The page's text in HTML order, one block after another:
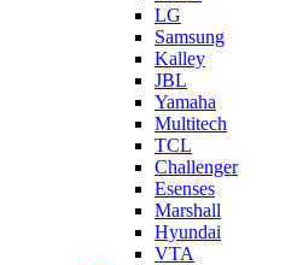
LG
Samsung
Kalley
JBL
Yamaha
Multitech
TCL
Challenger
Esenses
Marshall
Hyundai
VTA